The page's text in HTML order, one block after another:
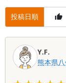
投稿日順
口
Y.F.
熊本県